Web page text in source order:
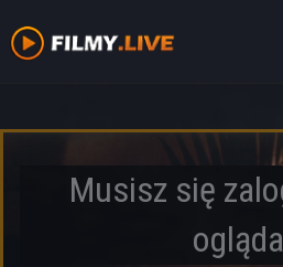
Musisz się